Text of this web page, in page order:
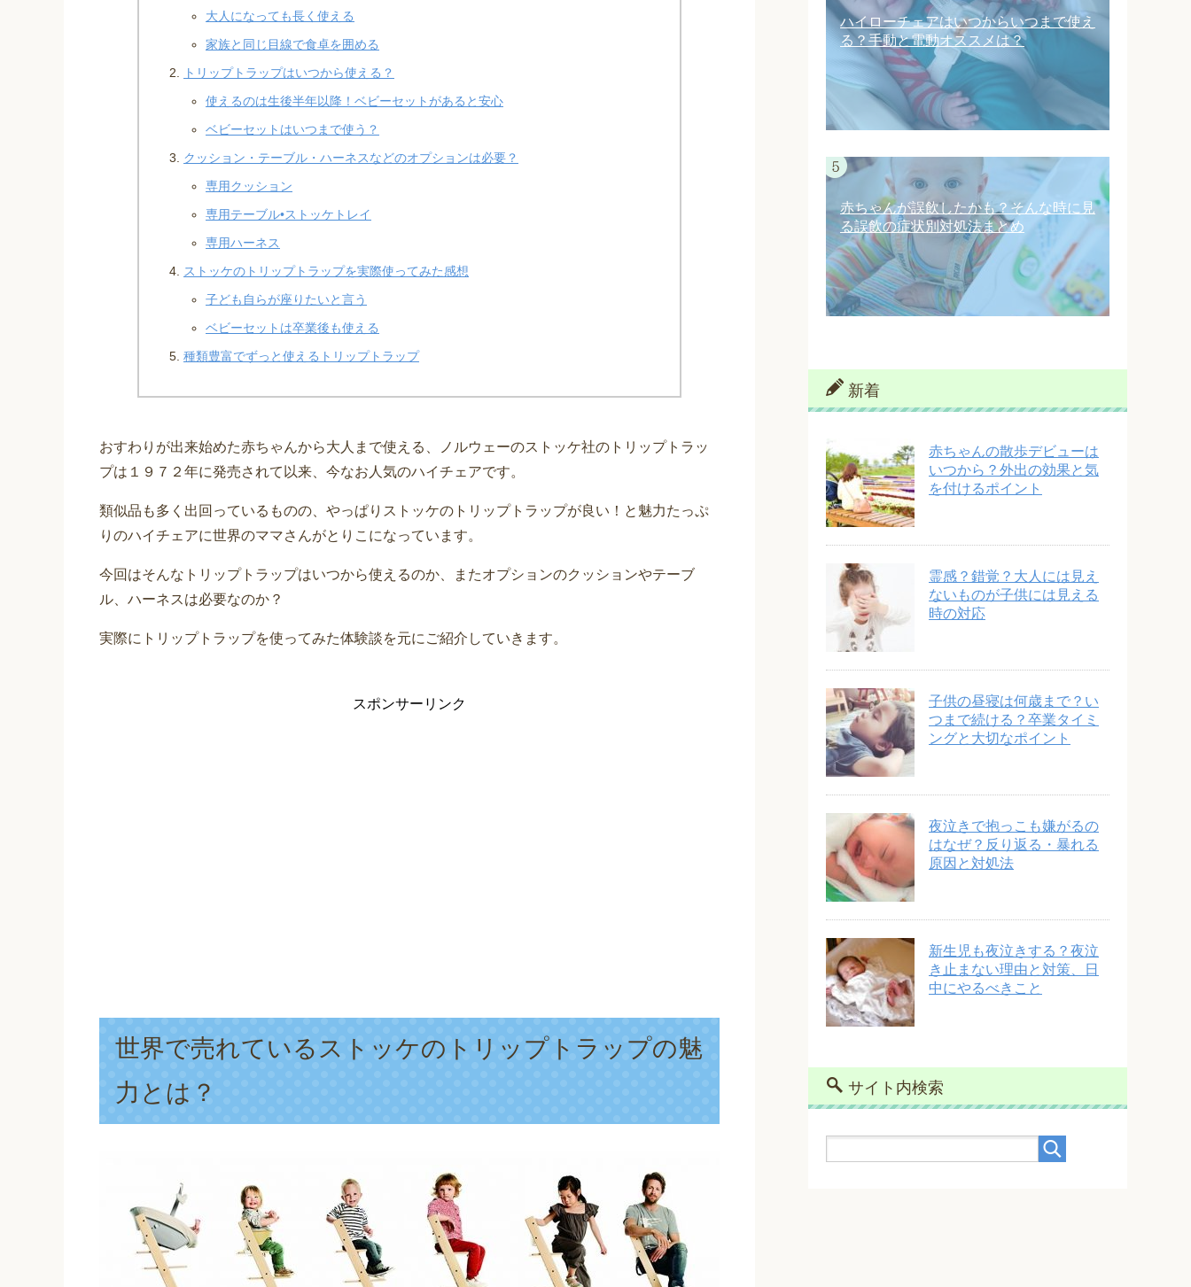
大人になっても長く使える
家族と同じ目線で食卓を囲める
トリップトラップはいつから使える？
使えるのは生後半年以降！ベビーセットがあると安心
ベビーセットはいつまで使う？
クッション・テーブル・ハーネスなどのオプションは必要？
専用クッション
専用テーブル•ストッケトレイ
専用ハーネス
ストッケのトリップトラップを実際使ってみた感想
子ども自らが座りたいと言う
ベビーセットは卒業後も使える
種類豊富でずっと使えるトリップトラップ
おすわりが出来始めた赤ちゃんから大人まで使える、ノルウェーのストッケ社のトリップトラッ
プは１９７２年に発売されて以来、今なお人気のハイチェアです。
類似品も多く出回っているものの、やっぱりストッケのトリップトラップが良い！と魅力たっぷ
りのハイチェアに世界のママさんがとりこになっています。
今回はそんなトリップトラップはいつから使えるのか、またオプションのクッションやテーブ
ル、ハーネスは必要なのか？
実際にトリップトラップを使ってみた体験談を元にご紹介していきます。
スポンサーリンク
世界で売れているストッケのトリップトラップの魅
力とは？
ハイローチェアはいつからいつまで使え
る？手動と電動オススメは？
赤ちゃんが誤飲したかも？そんな時に見
る誤飲の症状別対処法まとめ
新着
赤ちゃんの散歩デビューは
いつから？外出の効果と気
を付けるポイント
霊感？錯覚？大人には見え
ないものが子供には見える
時の対応
子供の昼寝は何歳まで？い
つまで続ける？卒業タイミ
ングと大切なポイント
夜泣きで抱っこも嫌がるの
はなぜ？反り返る・暴れる
原因と対処法
新生児も夜泣きする？夜泣
き止まない理由と対策、日
中にやるべきこと
サイト内検索